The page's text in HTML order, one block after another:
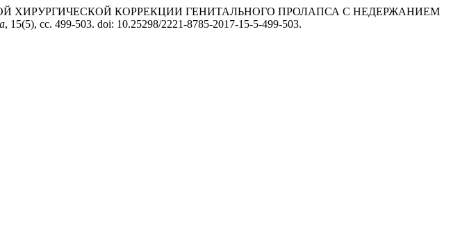
ХИРУРГИЧЕСКОЙ КОРРЕКЦИИ ГЕНИТАЛЬНОГО ПРОЛАПСА С НЕДЕРЖАНИЕМ
, 15(5), сс. 499-503. doi: 10.25298/2221-8785-2017-15-5-499-503.